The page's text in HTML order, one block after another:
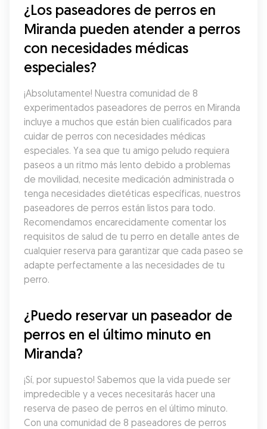
¿Los paseadores de perros en
Miranda pueden atender a perros
con necesidades médicas
especiales?
¡Absolutamente! Nuestra comunidad de 8
experimentados paseadores de perros en Miranda
incluye a muchos que están bien cualificados para
cuidar de perros con necesidades médicas
especiales. Ya sea que tu amigo peludo requiera
paseos a un ritmo más lento debido a problemas
de movilidad, necesite medicación administrada o
tenga necesidades dietéticas específicas, nuestros
paseadores de perros están listos para todo.
Recomendamos encarecidamente comentar los
requisitos de salud de tu perro en detalle antes de
cualquier reserva para garantizar que cada paseo se
adapte perfectamente a las necesidades de tu
perro.
¿Puedo reservar un paseador de
perros en el último minuto en
Miranda?
¡Sí, por supuesto! Sabemos que la vida puede ser
impredecible y a veces necesitarás hacer una
reserva de paseo de perros en el último minuto.
Con una comunidad de 8 paseadores de perros